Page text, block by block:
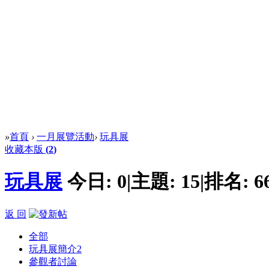
»首頁 › 一月展覽活動› 玩具展
收藏本版 (2)
玩具展 今日: 0|主題: 15|排名:
返 回
全部
玩具展簡介2
參觀者討論